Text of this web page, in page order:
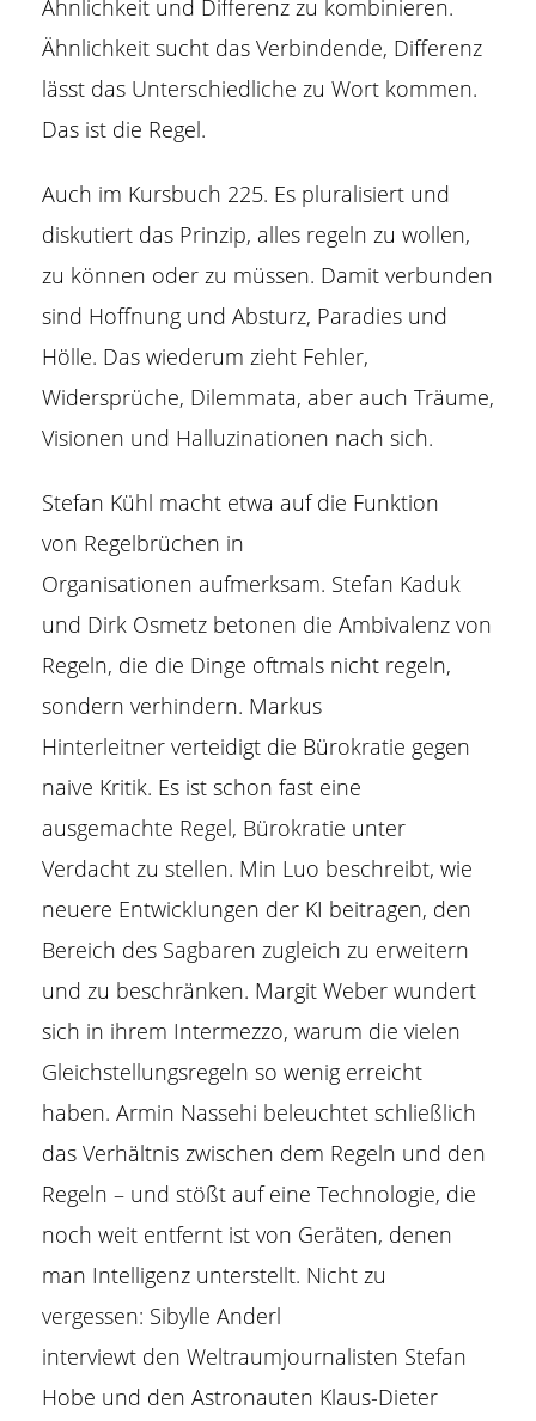
Ähnlichkeit und Differenz zu kombinieren.
Ähnlichkeit sucht das Verbindende, Differenz
lässt das Unterschiedliche zu Wort kommen.
Das ist die Regel.
Auch im Kursbuch 225. Es pluralisiert und
diskutiert das Prinzip, alles regeln zu wollen,
zu können oder zu müssen. Damit verbunden
sind Hoffnung und Absturz, Paradies und
Hölle. Das wiederum zieht Fehler,
Widersprüche, Dilemmata, aber auch Träume,
Visionen und Halluzinationen nach sich.
Stefan Kühl macht etwa auf die Funktion
von Regelbrüchen in
Organisationen aufmerksam. Stefan Kaduk
und Dirk Osmetz betonen die Ambivalenz von
Regeln, die die Dinge oftmals nicht regeln,
sondern verhindern. Markus
Hinterleitner verteidigt die Bürokratie gegen
naive Kritik. Es ist schon fast eine
ausgemachte Regel, Bürokratie unter
Verdacht zu stellen. Min Luo beschreibt, wie
neuere Entwicklungen der KI beitragen, den
Bereich des Sagbaren zugleich zu erweitern
und zu beschränken. Margit Weber wundert
sich in ihrem Intermezzo, warum die vielen
Gleichstellungsregeln so wenig erreicht
haben. Armin Nassehi beleuchtet schließlich
das Verhältnis zwischen dem Regeln und den
Regeln – und stößt auf eine Technologie, die
noch weit entfernt ist von Geräten, denen
man Intelligenz unterstellt. Nicht zu
vergessen: Sibylle Anderl
interviewt den Weltraumjournalisten Stefan
Hobe und den Astronauten Klaus-Dieter